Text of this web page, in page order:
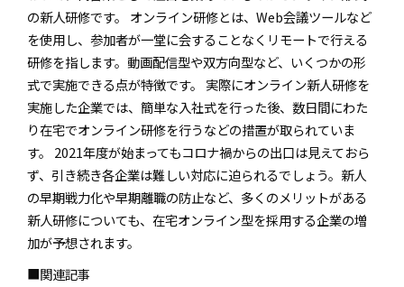
の新人研修です。 オンライン研修とは、Web会議ツールなど
を使用し、参加者が一堂に会することなくリモートで行える
研修を指します。動画配信型や双方向型など、いくつかの形
式で実施できる点が特徴です。 実際にオンライン新人研修を
実施した企業では、簡単な入社式を行った後、数日間にわた
り在宅でオンライン研修を行うなどの措置が取られていま
す。 2021年度が始まってもコロナ禍からの出口は見えておら
ず、引き続き各企業は難しい対応に迫られるでしょう。新人
の早期戦力化や早期離職の防止など、多くのメリットがある
新人研修についても、在宅オンライン型を採用する企業の増
加が予想されます。
■関連記事